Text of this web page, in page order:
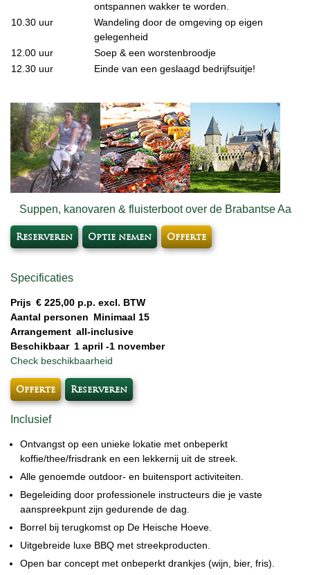
ontspannen wakker te worden.
10.30 uur
Wandeling door de omgeving op eigen
gelegenheid
12.00 uur
Soep & een worstenbroodje
12.30 uur
Einde van een geslaagd bedrijfsuitje!
Suppen, kanovaren & fluisterboot over de Brabantse Aa
Reserveren Optie nemen Offerte
Specificaties
Prijs € 225,00 p.p. excl. BTW
Aantal personen Minimaal 15
Arrangement all-inclusive
Beschikbaar 1 april -1 november
Check beschikbaarheid
Offerte Reserveren
Inclusief
Ontvangst op een unieke lokatie met onbeperkt
koffie/thee/frisdrank en een lekkernij uit de streek.
Alle genoemde outdoor- en buitensport activiteiten.
Begeleiding door professionele instructeurs die je vaste
aanspreekpunt zijn gedurende de dag.
Borrel bij terugkomst op De Heische Hoeve.
Uitgebreide luxe BBQ met streekproducten.
Open bar concept met onbeperkt drankjes (wijn, bier, fris).